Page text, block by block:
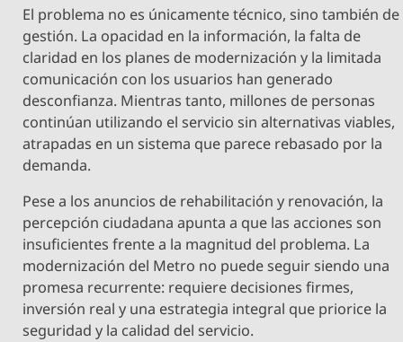
El problema no es únicamente técnico, sino también de
gestión. La opacidad en la información, la falta de
claridad en los planes de modernización y la limitada
comunicación con los usuarios han generado
desconfianza. Mientras tanto, millones de personas
continúan utilizando el servicio sin alternativas viables,
atrapadas en un sistema que parece rebasado por la
demanda.
Pese a los anuncios de rehabilitación y renovación, la
percepción ciudadana apunta a que las acciones son
insuficientes frente a la magnitud del problema. La
modernización del Metro no puede seguir siendo una
promesa recurrente: requiere decisiones firmes,
inversión real y una estrategia integral que priorice la
seguridad y la calidad del servicio.